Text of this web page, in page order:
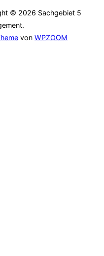
© 2026 Sachgebiet 5
von WPZOOM